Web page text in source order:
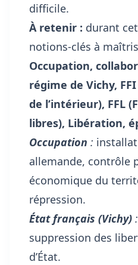
difficile.
À retenir : durant
notions-clés à
Occupation,
régime de Vichy,
de l’intérieur), FFL
libres), Libération,
Occupation :
allemande, contrôle
économique du
répression.
État français (Vichy) :
suppression des
d’État.